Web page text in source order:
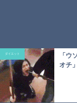
「ウ
オチ」
ダイエット